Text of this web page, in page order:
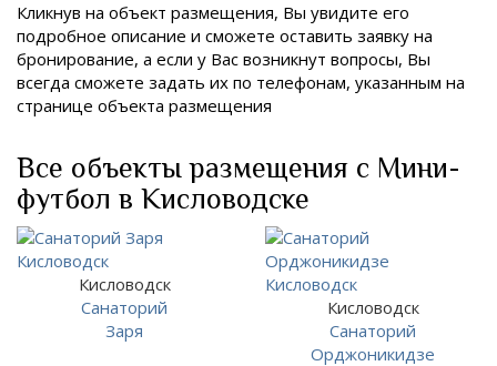
Кликнув на объект размещения, Вы увидите его
подробное описание и сможете оставить заявку на
бронирование, а если у Вас возникнут вопросы, Вы
всегда сможете задать их по телефонам, указанным на
странице объекта размещения
Все объекты размещения с Мини-
футбол в Кисловодске
Кисловодск
Санаторий
Заря
Кисловодск
Санаторий
Орджоникидзе